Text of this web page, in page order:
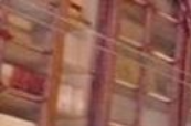
Skip
to
content